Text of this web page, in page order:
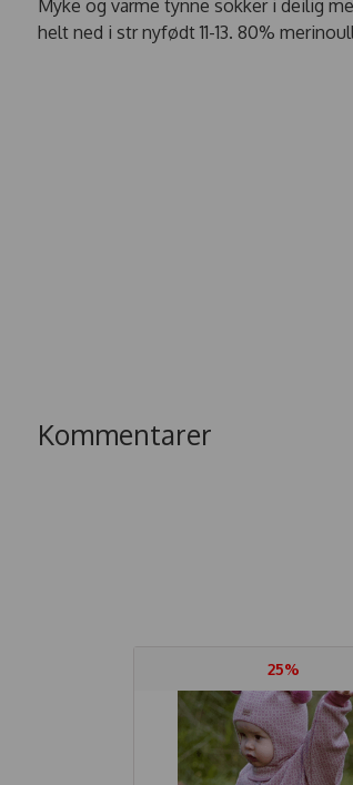
Myke og varme tynne sokker i deilig
helt ned i str nyfødt 11-13. 80%
Kommentarer
25%